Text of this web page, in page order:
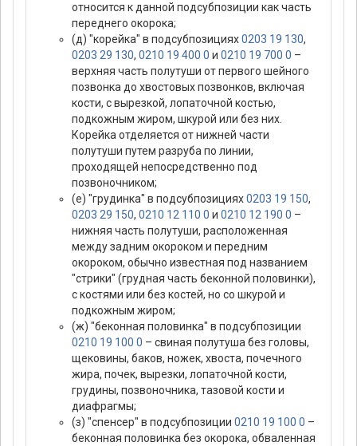
относится к данной подсубпозиции как часть
переднего окорока;
(д) "корейка" в подсубпозициях0203 19 130,
0203 29 130, 0210 19 400 0 и 0210 19 700 0 –
верхняя часть полутуши от первого шейного
позвонка до хвостовых позвонков, включая
кости, с вырезкой, лопаточной костью,
подкожным жиром, шкурой или без них.
Корейка отделяется от нижней части
полутуши путем разруба по линии,
проходящей непосредственно под
позвоночником;
(е) "грудинка" в подсубпозициях0203 19 150,
0203 29 150, 0210 12 110 0 и 0210 12 190 0 –
нижняя часть полутуши, расположенная
между задним окороком и передним
окороком, обычно известная под названием
"стрики" (грудная часть беконной половинки),
с костями или без костей, но со шкурой и
подкожным жиром;
(ж) "беконная половинка" в подсубпозиции
0210 19 100 0 – свиная полутуша без головы,
щековины, баков, ножек, хвоста, почечного
жира, почек, вырезки, лопаточной кости,
грудины, позвоночника, тазовой кости и
диафрагмы;
(з) "спенсер" в подсубпозиции 0210 19 100 0 –
беконная половинка без окорока, обваленная